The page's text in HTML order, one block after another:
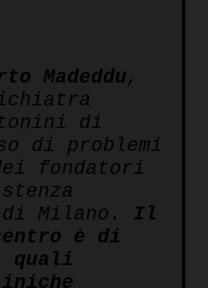
Madeddu,
di
di problemi
fondatori
di Milano. Il
è di
quali